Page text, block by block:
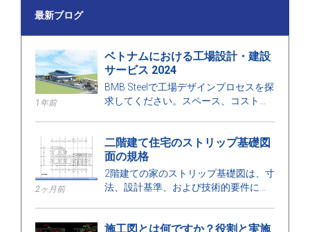
最新ブログ
1年前
ベトナムにおける工場設計・建設
サービス 2024
BMB Steelで工場デザインプロセスを探
求してください。スペース、コストに
の建設を保証します。
2ヶ月前
二階建て住宅のストリップ基礎図
面の規格
2階建ての家のストリップ基礎図は、寸
法、設計基準、および技術的要件に関
施工図とは何ですか？役割と実施